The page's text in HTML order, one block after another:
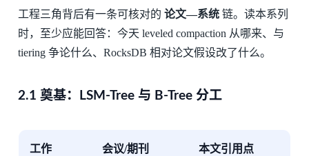
工程三角背后有一条可核对的 论文—系统链。读本系列
时，至少应能回答：今天 leveled compaction 从哪来、与
tiering 争论什么、RocksDB 相对论文假设改了什么。
2.1 奠基：LSM-Tree 与 B-Tree 分工
工作 会议/期刊 本文引用点